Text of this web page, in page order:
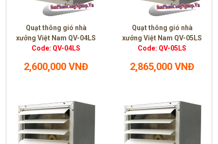
Quạt thông gió nhà
xưởng Việt Nam QV-04LS
Code: QV-04LS
2,600,000 VNĐ
Quạt thông gió nhà
xưởng Việt Nam QV-05LS
Code: QV-05LS
2,865,000 VNĐ